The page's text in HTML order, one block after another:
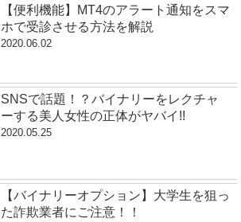
【便利機能】MT4のアラート通知をスマ
ホで受診させる方法を解説
2020.06.02
SNSで話題！？バイナリーをレクチャ
ーする美人女性の正体がヤバイ!!
2020.05.25
【バイナリーオプション】大学生を狙っ
た詐欺業者にご注意！！